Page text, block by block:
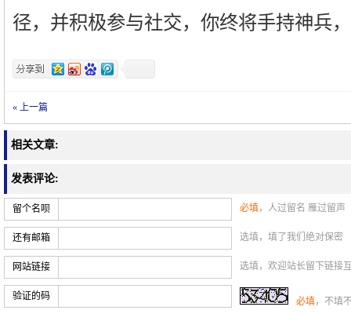
径，并积极参与社交，你终将手持神兵
« 上一篇
相关文章:
发表评论:
留个名呗 必填，人过留名 雁过留声
还有邮箱 选填，填了我们绝对保密
网站链接 选填，欢迎站长留下链接
验证的码 必填，不填